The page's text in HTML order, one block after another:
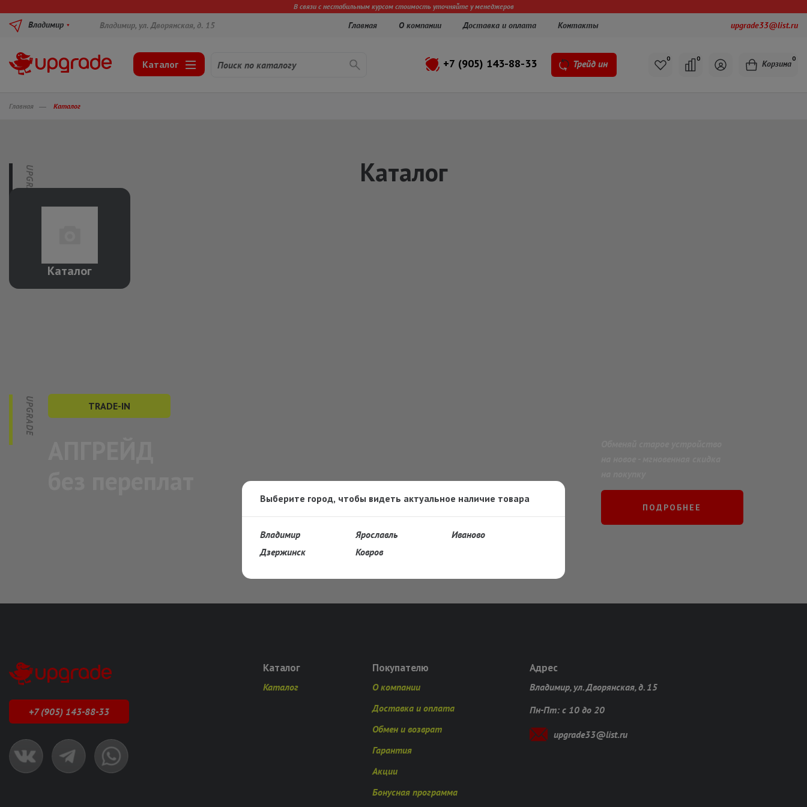
В связи с нестабильным курсом стоимость уточняйте у менеджеров
Владимир Владимир, ул. Дворянская, д. 15 Главная О компании Доставка и оплата Контакты upgrade33@list.ru
Каталог +7 (905) 143-88-33 Трейд ин 0 0 0
Корзина
Главная Каталог
Каталог
Каталог
TRADE-IN
ПОДРОБНЕЕ
+7 (905) 143-88-33
Каталог
Каталог
Покупателю
О компании
Доставка и оплата
Обмен и возврат
Гарантия
Акции
Бонусная программа
Адрес
Владимир, ул. Дворянская, д. 15
Пн-Пт: с 10 до 20
upgrade33@list.ru
Выберите город, чтобы видеть актуальное наличие товара
Владимир Ярославль
Иваново
Дзержинск
Ковров